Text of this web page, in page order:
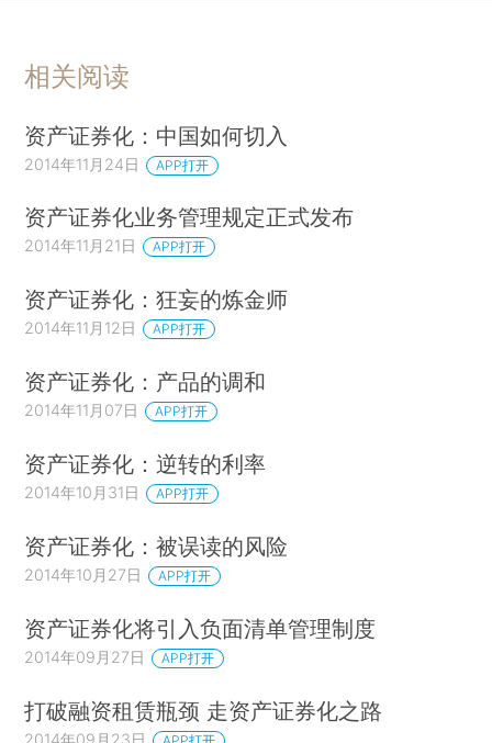
相关阅读
资产证券化：中国如何切入
2014年11月24日 APP打开
资产证券化业务管理规定正式发布
2014年11月21日 APP打开
资产证券化：狂妄的炼金师
2014年11月12日 APP打开
资产证券化：产品的调和
2014年11月07日 APP打开
资产证券化：逆转的利率
2014年10月31日 APP打开
资产证券化：被误读的风险
2014年10月27日 APP打开
资产证券化将引入负面清单管理制度
2014年09月27日 APP打开
打破融资租赁瓶颈 走资产证券化之路
2014年09月23日